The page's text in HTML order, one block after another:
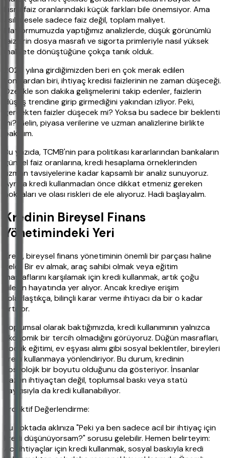
kısmı faiz oranlarındaki küçük farkları bile önemsiyor. Ama
asıl mesele sadece faiz değil, toplam maliyet.
Platformumuzda yaptığımız analizlerde, düşük görünümlü
faizlerin dosya masrafı ve sigorta primleriyle nasıl yüksek
maliyete dönüştüğüne çokça tanık olduk.
2026 yılına girdiğimizden beri en çok merak edilen
konulardan biri, ihtiyaç kredisi faizlerinin ne zaman düşeceği.
Özellikle son dakika gelişmelerini takip edenler, faizlerin
düşüş trendine girip girmediğini yakından izliyor. Peki,
gerçekten faizler düşecek mi? Yoksa bu sadece bir beklenti
mi? Gelin, piyasa verilerine ve uzman analizlerine birlikte
bakalım.
Bu yazıda, TCMB'nin para politikası kararlarından bankaların
güncel faiz oranlarına, kredi hesaplama örneklerinden
uzman tavsiyelerine kadar kapsamlı bir analiz sunuyoruz.
Ayrıca kredi kullanmadan önce dikkat etmeniz gereken
noktaları ve olası riskleri de ele alıyoruz. Hadi başlayalım.
Kredinin Bireysel Finans
Yönetimindeki Yeri
Kredi, bireysel finans yönetiminin önemli bir parçası haline
geldi. Bir ev almak, araç sahibi olmak veya eğitim
masraflarını karşılamak için kredi kullanmak, artık çoğu
ailenin hayatında yer alıyor. Ancak krediye erişim
kolaylaştıkça, bilinçli karar verme ihtiyacı da bir o kadar
artıyor.
Toplumsal olarak baktığımızda, kredi kullanımının yalnızca
ekonomik bir tercih olmadığını görüyoruz. Düğün masrafları,
çocuk eğitimi, ev eşyası alımı gibi sosyal beklentiler, bireyleri
kredi kullanmaya yönlendiriyor. Bu durum, kredinin
sosyolojik bir boyutu olduğunu da gösteriyor. İnsanlar
bazen ihtiyaçtan değil, toplumsal baskı veya statü
kaygısıyla da kredi kullanabiliyor.
Proaktif Değerlendirme:
Bu noktada aklınıza "Peki ya ben sadece acil bir ihtiyaç için
kredi düşünüyorsam?" sorusu gelebilir. Hemen belirteyim:
Acil ihtiyaçlar için kredi kullanmak, sosyal baskıyla kredi